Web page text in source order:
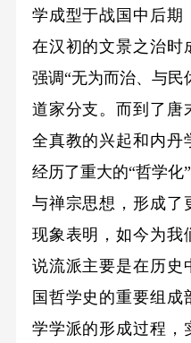
学成型于战国中后期
在汉初的文景之治时
强调“无为而治、与民
道家分支。而到了唐
全真教的兴起和内丹
经历了重大的“哲学化
与禅宗思想，形成了
现象表明，如今为我
说流派主要是在历史
国哲学史的重要组成
学学派的形成过程，